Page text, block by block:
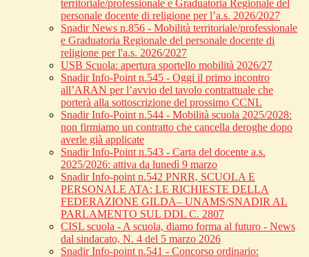
territoriale/professionale e Graduatoria Regionale del
personale docente di religione per l’a.s. 2026/2027
Snadir News n.856 - Mobilità territoriale/professionale
e Graduatoria Regionale del personale docente di
religione per l'a.s. 2026/2027
USB Scuola: apertura sportello mobilità 2026/27
Snadir Info-Point n.545 - Oggi il primo incontro
all’ARAN per l’avvio del tavolo contrattuale che
porterà alla sottoscrizione del prossimo CCNL
Snadir Info-Point n.544 - Mobilità scuola 2025/2028:
non firmiamo un contratto che cancella deroghe dopo
averle già applicate
Snadir Info-Point n.543 - Carta del docente a.s.
2025/2026: attiva da lunedì 9 marzo
Snadir Info-point n.542 PNRR, SCUOLA E
PERSONALE ATA: LE RICHIESTE DELLA
FEDERAZIONE GILDA– UNAMS/SNADIR AL
PARLAMENTO SUL DDL C. 2807
CISL scuola - A scuola, diamo forma al futuro - News
dal sindacato, N. 4 del 5 marzo 2026
Snadir Info-point n.541 - Concorso ordinario: